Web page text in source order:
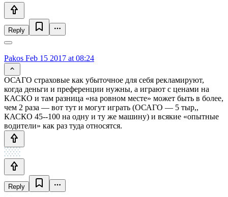
Reply
Pakos Feb 15 2017 at 08:24
ОСАГО страховые как убыточное для себя рекламируют,
когда деньги и преференции нужны, а играют с ценами на
КАСКО и там разница «на ровном месте» может быть в более,
чем 2 раза — вот тут и могут играть (ОСАГО — 5 тыр,,
КАСКО 45--100 на одну и ту же машину) и всякие «опытные
водители» как раз туда относятся.
Reply